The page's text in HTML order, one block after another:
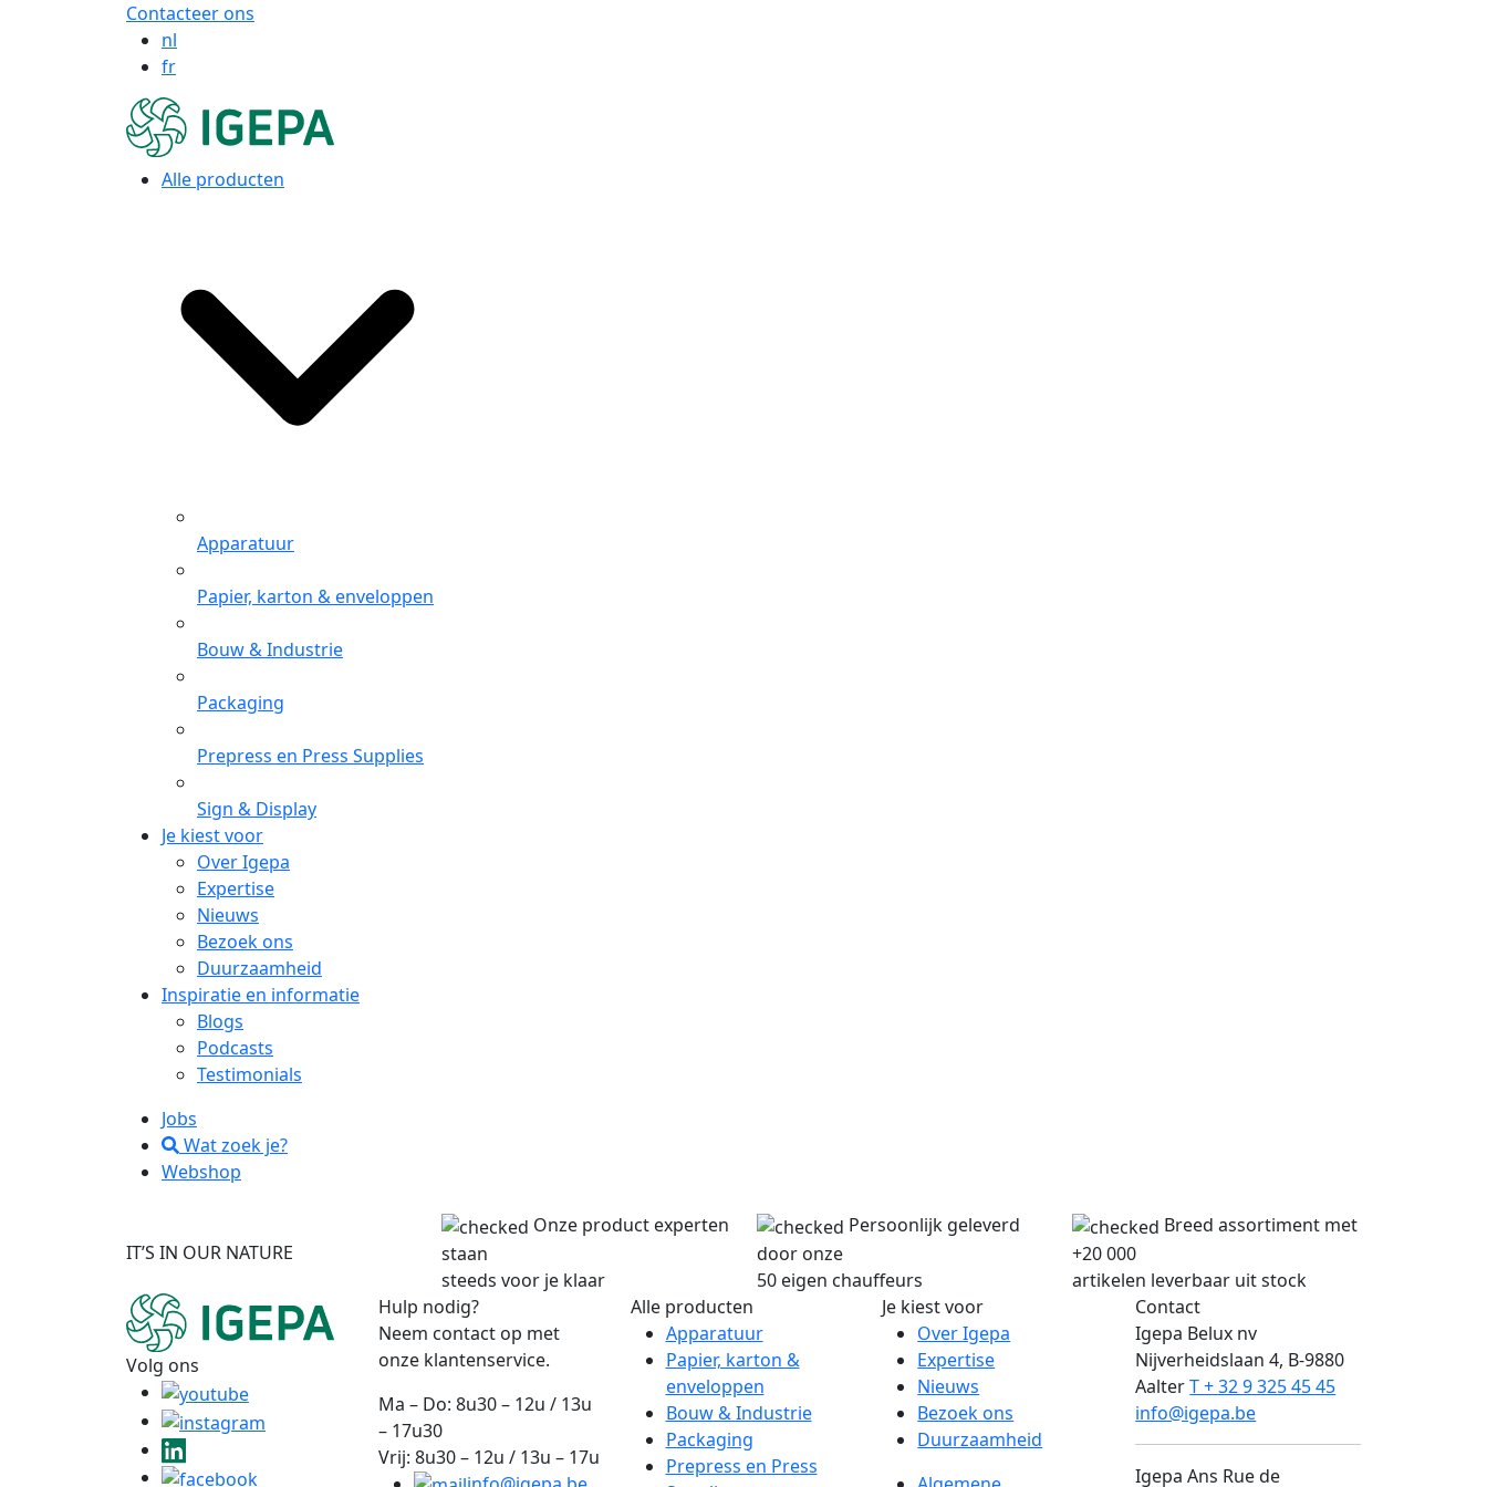
Contacteer ons
nl
fr
Alle producten
Apparatuur
Papier, karton & enveloppen
Bouw & Industrie
Packaging
Prepress en Press Supplies
Sign & Display
Je kiest voor
Over Igepa
Expertise
Nieuws
Bezoek ons
Duurzaamheid
Inspiratie en informatie
Blogs
Podcasts
Testimonials
Jobs
Wat zoek je?
Webshop
IT’S IN OUR NATURE
Onze product experten
staan
steeds voor je klaar
Persoonlijk geleverd
door onze
50 eigen chauffeurs
Breed assortiment met
+20 000
artikelen leverbaar uit stock
Volg ons
Hulp nodig?
Neem contact op met
onze klantenservice.
Ma – Do: 8u30 – 12u / 13u
– 17u30
Vrij: 8u30 – 12u / 13u – 17u
Alle producten
Apparatuur
Papier, karton &
enveloppen
Bouw & Industrie
Packaging
Prepress en Press
Je kiest voor
Over Igepa
Expertise
Nieuws
Bezoek ons
Duurzaamheid
Contact
Igepa Belux nv
Nijverheidslaan 4, B-9880
AalterT + 32 9 325 45 45
info@igepa.be
Igepa Ans Rue de